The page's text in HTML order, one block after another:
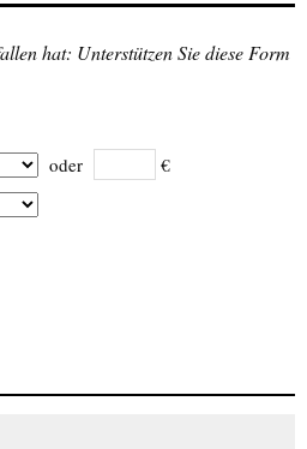
hat: Unterstützen Sie diese Form
oder €